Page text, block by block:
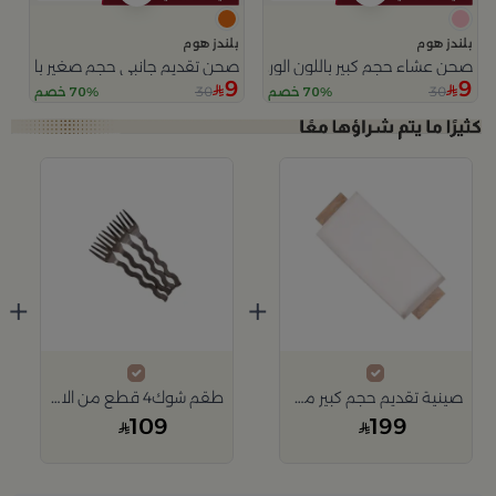
بلندز هوم
صحن عشاء حجم كبير باللون الوردي من سولانا
9
30 70% خصم
بلندز هوم
صحن تقديم جانبي حجم صغير باللون
9
30 70% خصم
صينية تقديم حجم كبير من اورورا
199
+
طقم شوك4 قطع من الاسكا
109
+